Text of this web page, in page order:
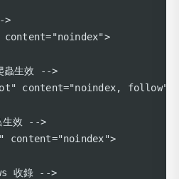
>
content="noindex">
蟲生效 -->
content="noindex, follow">
生效 -->
content="noindex">
收錄 -->